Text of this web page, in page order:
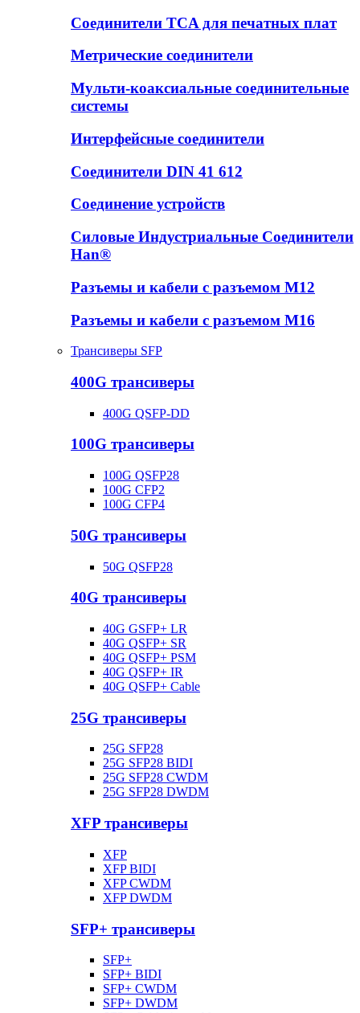
Соединители TCA для печатных плат
Метрические соединители
Мульти-коаксиальные соединительные
системы
Интерфейсные соединители
Соединители DIN 41 612
Соединение устройств
Силовые Индустриальные Соединители
Han®
Разъемы и кабели с разъемом М12
Разъемы и кабели с разъемом М16
Трансиверы SFP
400G трансиверы
400G QSFP-DD
100G трансиверы
100G QSFP28
100G CFP2
100G CFP4
50G трансиверы
50G QSFP28
40G трансиверы
40G GSFP+ LR
40G QSFP+ SR
40G QSFP+ PSM
40G QSFP+ IR
40G QSFP+ Cable
25G трансиверы
25G SFP28
25G SFP28 BIDI
25G SFP28 CWDM
25G SFP28 DWDM
XFP трансиверы
XFP
XFP BIDI
XFP CWDM
XFP DWDM
SFP+ трансиверы
SFP+
SFP+ BIDI
SFP+ CWDM
SFP+ DWDM